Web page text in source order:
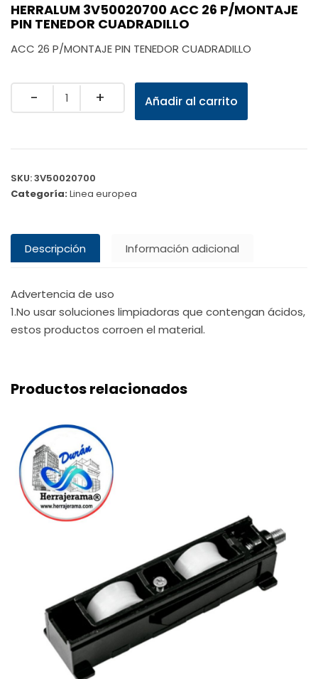
HERRALUM 3V50020700 ACC 26 P/MONTAJE
PIN TENEDOR CUADRADILLO
ACC 26 P/MONTAJE PIN TENEDOR CUADRADILLO
Quantity Añadir al carrito
SKU:3V50020700
Categoría:Linea europea
Descripción Información adicional
Advertencia de uso
1.No usar soluciones limpiadoras que contengan ácidos,
estos productos corroen el material.
Productos relacionados